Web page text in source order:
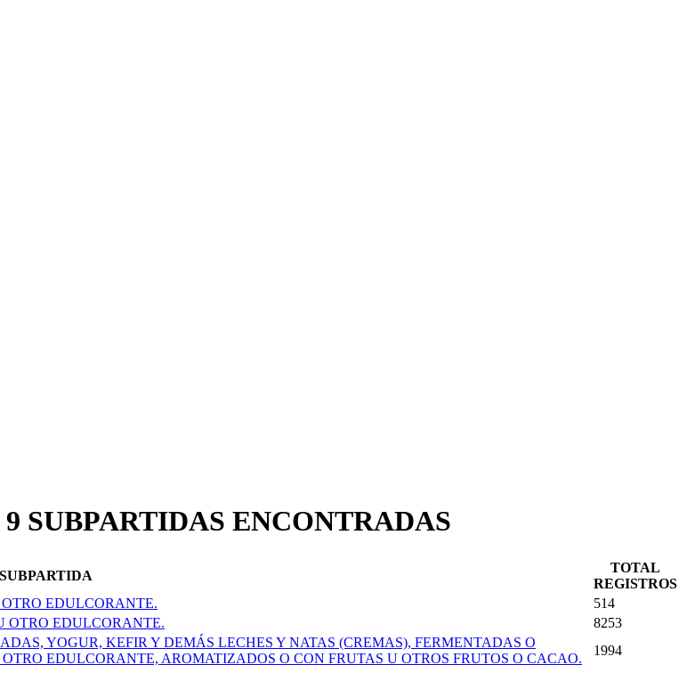
SUBPARTIDAS ENCONTRADAS
SUBPARTIDA
TOTAL
REGISTROS
EDULCORANTE.
514
OTRO EDULCORANTE.
8253
YOGUR, KEFIR Y DEMÁS LECHES Y NATAS (CREMAS), FERMENTADAS O
EDULCORANTE, AROMATIZADOS O CON FRUTAS U OTROS FRUTOS O CACAO.
1994